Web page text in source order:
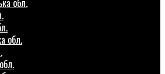
обл.
обл.